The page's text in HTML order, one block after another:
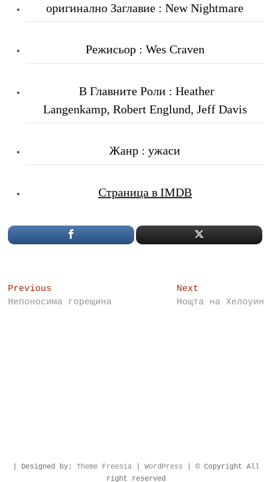
оригинално Заглавие : New Nightmare
Режисьор : Wes Craven
В Главните Роли: Heather
Langenkamp, Robert Englund, Jeff Davis
Жанр : ужаси
Страница в IMDB
Post
navigation
Previous
post:
Непоносима горещина
NextNext
post:
Нощта на Хелоуин
| Designed by: Theme Freesia| WordPress | © Copyright All
right reserved